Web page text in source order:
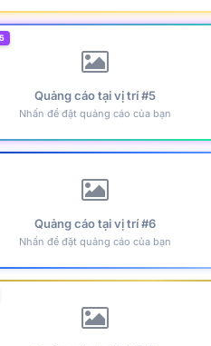
Quảng cáo tại vị trí #5
Nhấn để đặt quảng cáo của bạn
Quảng cáo tại vị trí #6
Nhấn để đặt quảng cáo của bạn